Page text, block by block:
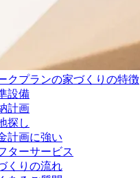
クプランの家づくりの特徴
設備
計画
探し
計画に強い
ターサービス
くりの流れ